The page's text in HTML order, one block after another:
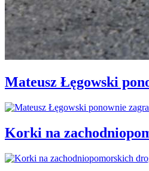
Mateusz Łęgowski
Korki na